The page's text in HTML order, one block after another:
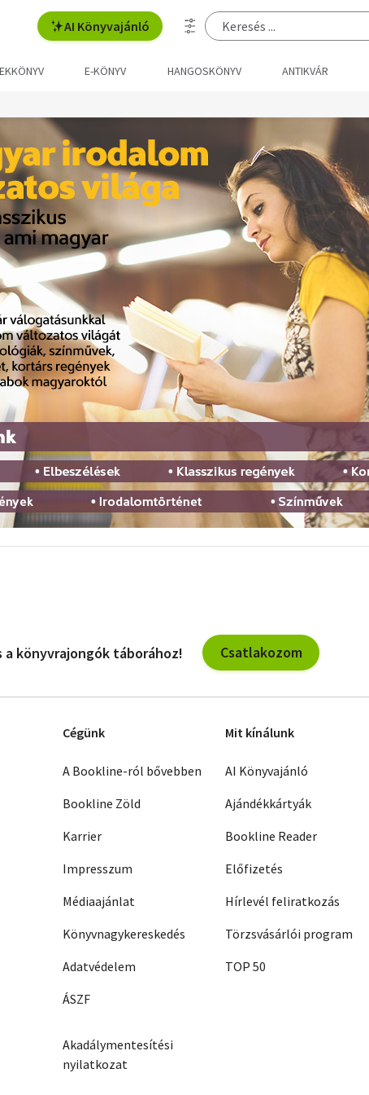
AI Könyvajánló
E-KÖNYV HANGOSKÖNYV ANTIKVÁR
a könyvrajongók táborához! Csatlakozom
Cégünk
A Bookline-ról bővebben
Bookline Zöld
Karrier
Impresszum
Médiaajánlat
Könyvnagykereskedés
Adatvédelem
ÁSZF
Akadálymentesítési
nyilatkozat
Mit kínálunk
AI Könyvajánló
Ajándékkártyák
Bookline Reader
Előfizetés
Hírlevél feliratkozás
Törzsvásárlói program
TOP 50